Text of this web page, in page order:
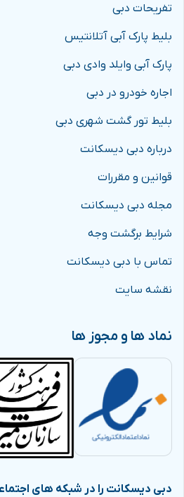
تفریحات دبی
بلیط پارک آبی آتلانتیس
پارک آبی وایلد وادی دبی
اجاره خودرو در دبی
بلیط تور گشت شهری دبی
درباره دبی دیسکانت
قوانین و مقررات
مجله دبی دیسکانت
شرایط برگشت وجه
تماس با دبی دیسکانت
نقشه سایت
نماد ها و مجوز ها
دبی دیسکانت را در شبکه های